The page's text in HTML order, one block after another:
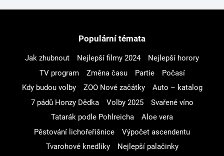
Populární témata
Jak zhubnout Nejlepší filmy 2024
Nejlepší horory
TV program
Změna času Partie
Počasí
Kdy budou volby
ZOO Nové začátky
Auto – katalog
7 pádů Honzy Dědka
Volby 2025
Svařené víno
Tatarák podle Pohlreicha
Aloe vera
Pěstování lichořeřišnice
Výpočet ascendentu
Tvarohové knedlíky
Nejlepší palačinky